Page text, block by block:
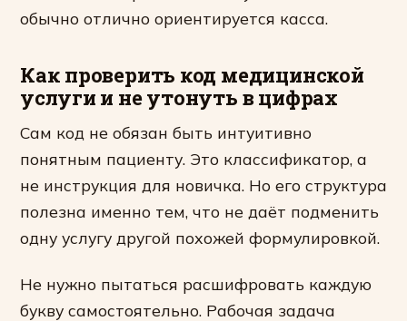
обычно отлично ориентируется касса.
Как проверить код медицинской
услуги и не утонуть в цифрах
Сам код не обязан быть интуитивно
понятным пациенту. Это классификатор, а
не инструкция для новичка. Но его структура
полезна именно тем, что не даёт подменить
одну услугу другой похожей формулировкой.
Не нужно пытаться расшифровать каждую
букву самостоятельно. Рабочая задача